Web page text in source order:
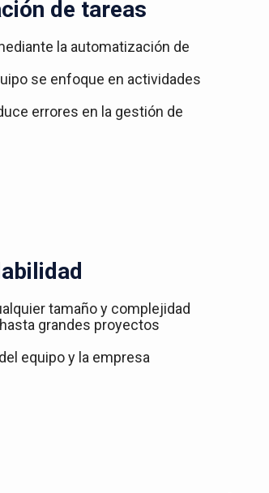
de tareas
la automatización de
se enfoque en actividades
errores en la gestión de
tamaño y complejidad
grandes proyectos
equipo y la empresa